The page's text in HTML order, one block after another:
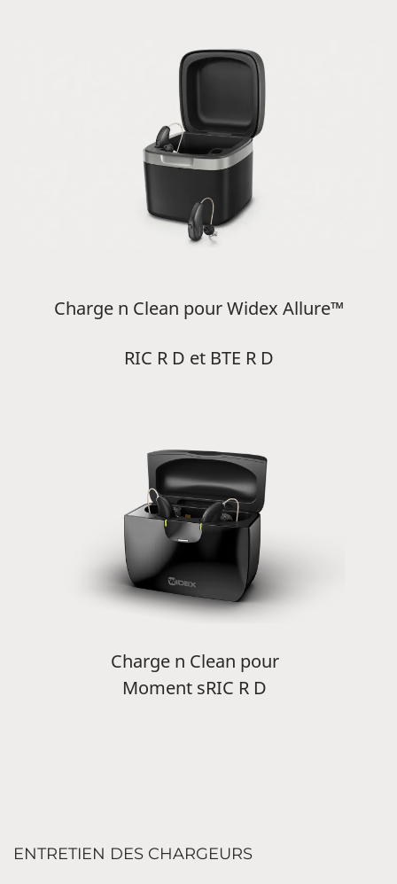
Charge n Clean pour Widex Allure™
RIC R D et BTE R D
Charge n Clean pour
Moment sRIC R D
ENTRETIEN DES CHARGEURS